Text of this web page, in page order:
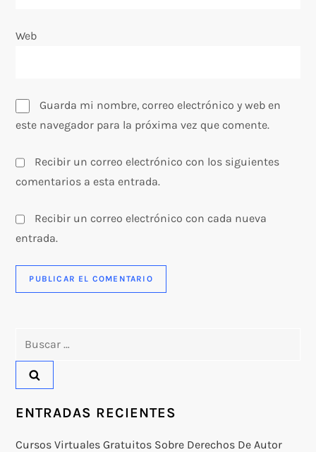
Web
Guarda mi nombre, correo electrónico y web en
este navegador para la próxima vez que comente.
Recibir un correo electrónico con los siguientes
comentarios a esta entrada.
Recibir un correo electrónico con cada nueva
entrada.
ENTRADAS RECIENTES
Cursos Virtuales Gratuitos Sobre Derechos De Autor